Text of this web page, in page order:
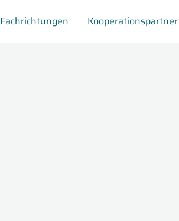
Fachrichtungen Kooperationspartner